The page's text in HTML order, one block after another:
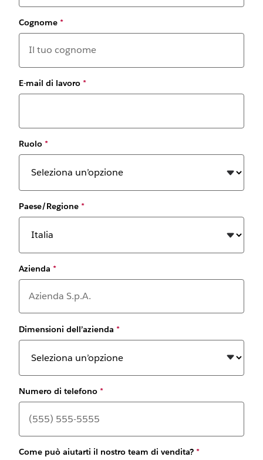
Cognome *
E-mail di lavoro *
Ruolo *
Paese/Regione *
Azienda *
Dimensioni dell’azienda *
Numero di telefono *
Come può aiutarti il nostro team di vendita? *